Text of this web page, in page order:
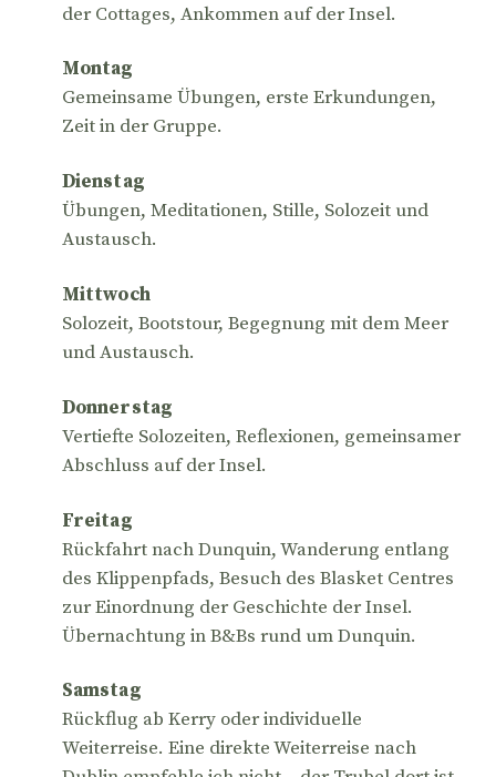
der Cottages, Ankommen auf der Insel.
Montag
Gemeinsame Übungen, erste Erkundungen,
Zeit in der Gruppe.
Dienstag
Übungen, Meditationen, Stille, Solozeit und
Austausch.
Mittwoch
Solozeit, Bootstour, Begegnung mit dem Meer
und Austausch.
Donnerstag
Vertiefte Solozeiten, Reflexionen, gemeinsamer
Abschluss auf der Insel.
Freitag
Rückfahrt nach Dunquin, Wanderung entlang
des Klippenpfads, Besuch des Blasket Centres
zur Einordnung der Geschichte der Insel.
Übernachtung in B&Bs rund um Dunquin.
Samstag
Rückflug ab Kerry oder individuelle
Weiterreise. Eine direkte Weiterreise nach